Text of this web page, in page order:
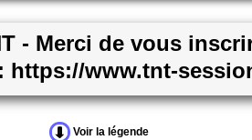
- Merci de vous
https://www.tnt-
Voir la légende